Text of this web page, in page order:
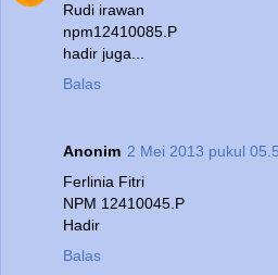
Rudi irawan
npm12410085.P
hadir juga...
Balas
Anonim 2 Mei 2013 pukul
Ferlinia Fitri
NPM 12410045.P
Hadir
Balas